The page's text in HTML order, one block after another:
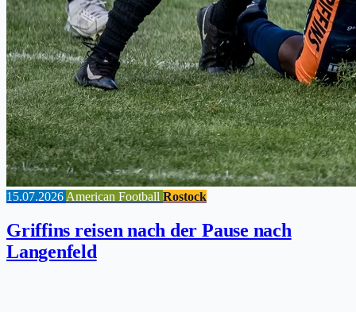
15.07.2026American Football Rostock
Griffins reisen nach der Pause nach
Langenfeld